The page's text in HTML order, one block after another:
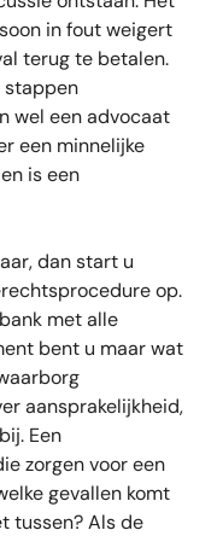
in fout weigert
terug te betalen.
stappen
wel een advocaat
een minnelijke
is een
dan start u
op.
met alle
bent u maar wat
aansprakelijkheid,
Een
zorgen voor een
gevallen komt
tussen? Als de